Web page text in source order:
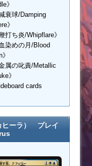
》
衰球/Damping
》
打ち炎/Whipflare》
染めの月/Blood
属の叱責/Metallic
》
cards
ヒーラ） プレイ